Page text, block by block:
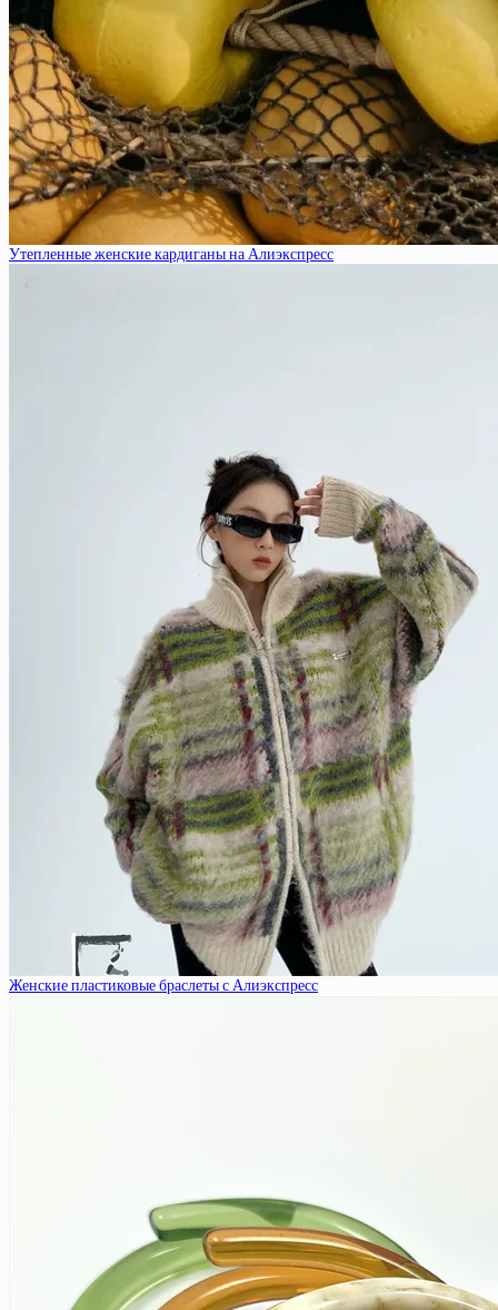
Утепленные женские кардиганы на Алиэкспресс
Женские пластиковые браслеты с Алиэкспресс